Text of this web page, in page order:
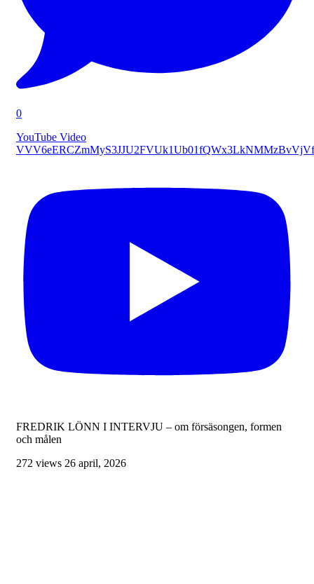
0
YouTube Video
FREDRIK LÖNN I INTERVJU – om försäsongen, formen
och målen
272 views 26 april, 2026